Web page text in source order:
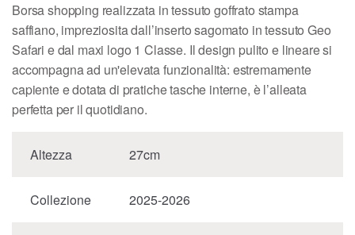
Borsa shopping realizzata in tessuto goffrato stampa
saffiano, impreziosita dall’inserto sagomato in tessuto Geo
Safari e dal maxi logo 1 Classe. Il design pulito e lineare si
accompagna ad un'elevata funzionalità: estremamente
capiente e dotata di pratiche tasche interne, è l’alleata
perfetta per il quotidiano.
Altezza 27cm
Collezione 2025-2026